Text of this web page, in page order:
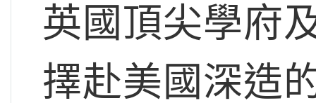
英國頂尖學府
擇赴美國深造